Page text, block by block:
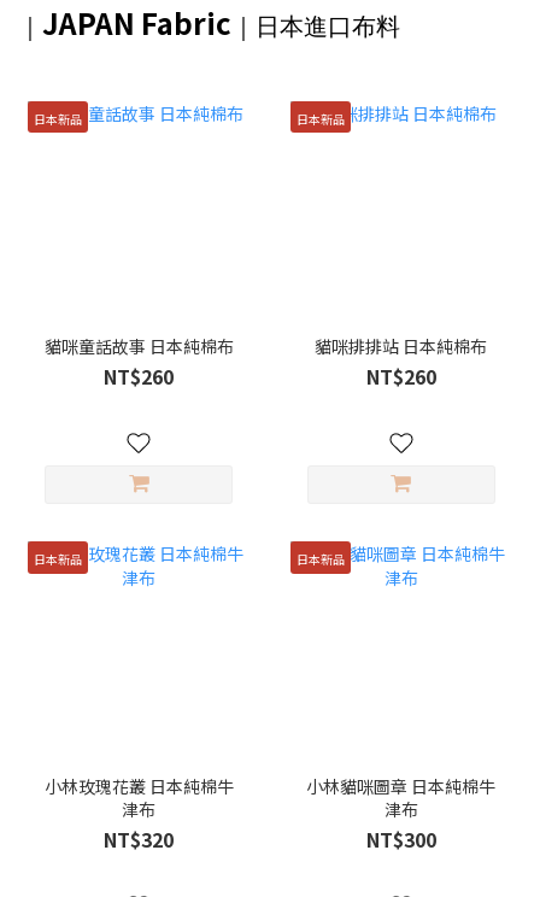
｜ JAPAN Fabric ｜日本進口布料
日本新品
貓咪童話故事 日本純棉布
NT$260
日本新品
貓咪排排站 日本純棉布
NT$260
日本新品
小林玫瑰花叢 日本純棉牛
津布
NT$320
日本新品
小林貓咪圖章 日本純棉牛
津布
NT$300